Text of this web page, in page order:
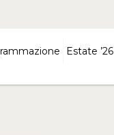
Estate ’26